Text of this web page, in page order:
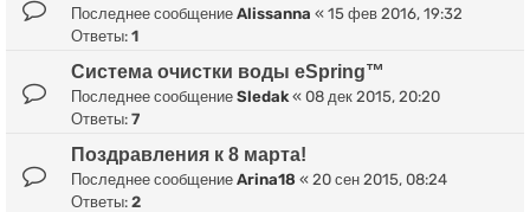
Последнее сообщение Alissanna « 15 фев 2016, 19:32
Ответы: 1
Система очистки воды eSpring™
Последнее сообщение Sledak« 08 дек 2015, 20:20
Ответы: 7
Поздравления к 8 марта!
Последнее сообщение Arina18 « 20 сен 2015, 08:24
Ответы: 2